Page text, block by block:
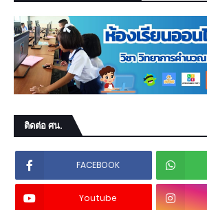
ติดต่อ ศน.
FACEBOOK
Youtube